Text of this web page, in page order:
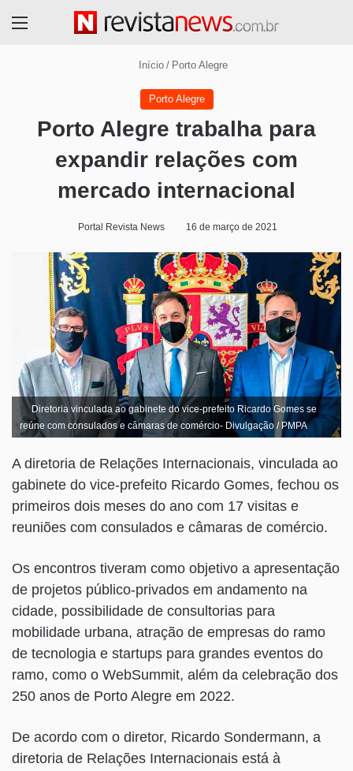
Início / Porto Alegre
Porto Alegre
Porto Alegre trabalha para
expandir relações com
mercado internacional
Portal Revista News 16 de março de 2021
Diretoria vinculada ao gabinete do vice-prefeito Ricardo Gomes se
reúne com consulados e câmaras de comércio- Divulgação / PMPA
A diretoria de Relações Internacionais, vinculada ao
gabinete do vice-prefeito Ricardo Gomes, fechou os
primeiros dois meses do ano com 17 visitas e
reuniões com consulados e câmaras de comércio.
Os encontros tiveram como objetivo a apresentação
de projetos público-privados em andamento na
cidade, possibilidade de consultorias para
mobilidade urbana, atração de empresas do ramo
de tecnologia e startups para grandes eventos do
ramo, como o WebSummit, além da celebração dos
250 anos de Porto Alegre em 2022.
De acordo com o diretor, Ricardo Sondermann, a
diretoria de Relações Internacionais está à